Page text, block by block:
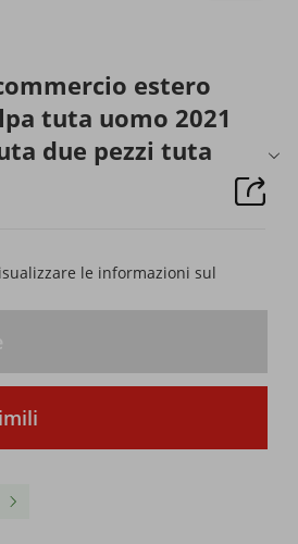
estero
tuta uomo 2021
due pezzi tuta
le informazioni sul